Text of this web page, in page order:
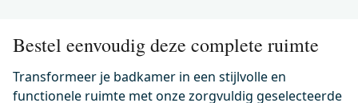
55.003.551BC
Radius Wastafelkraan Opbouw
Bestel eenvoudig deze complete ruimte
Transformeer je badkamer in een stijlvolle en
functionele ruimte met onze zorgvuldig geselecteerde